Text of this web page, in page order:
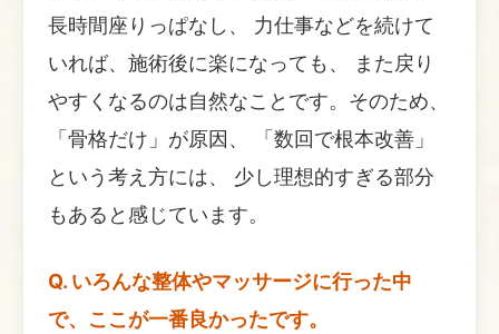
長時間座りっぱなし、 力仕事などを続けて
いれば、施術後に楽になっても、 また戻り
やすくなるのは自然なことです。そのため、
「骨格だけ」が原因、 「数回で根本改善」
という考え方には、 少し理想的すぎる部分
もあると感じています。
Q. いろんな整体やマッサージに行った中
で、ここが一番良かったです。